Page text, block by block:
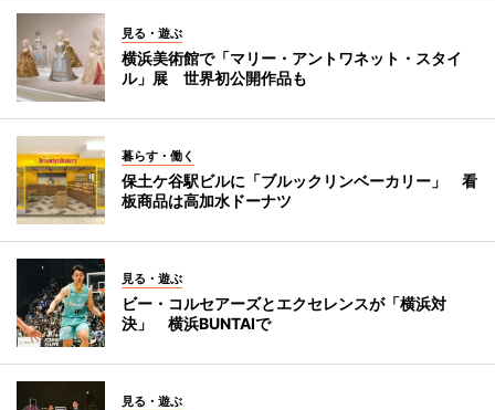
見る・遊ぶ
横浜美術館で「マリー・アントワネット・スタイ
ル」展 世界初公開作品も
暮らす・働く
保土ケ谷駅ビルに「ブルックリンベーカリー」 看
板商品は高加水ドーナツ
見る・遊ぶ
ビー・コルセアーズとエクセレンスが「横浜対
決」 横浜BUNTAIで
見る・遊ぶ